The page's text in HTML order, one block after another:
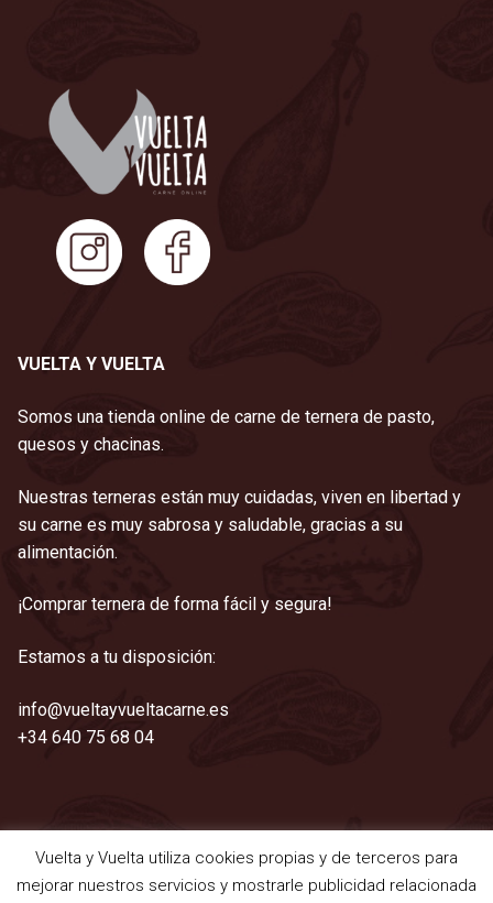
VUELTA Y VUELTA
Somos una tienda online de carne de ternera de pasto,
quesos y chacinas.
Nuestras terneras están muy cuidadas, viven en libertad y
su carne es muy sabrosa y saludable, gracias a su
alimentación.
¡Comprar ternera de forma fácil y segura!
Estamos a tu disposición:
info@vueltayvueltacarne.es
+34 640 75 68 04
©2021 Vuelta y Vuelta
Aviso legal|Cookies|Privacidad|Términos y condiciones
Vuelta y Vuelta utiliza cookies propias y de terceros para
mejorar nuestros servicios y mostrarle publicidad relacionada